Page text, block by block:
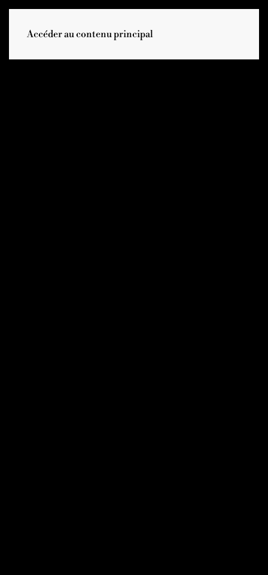
Accéder au contenu principal